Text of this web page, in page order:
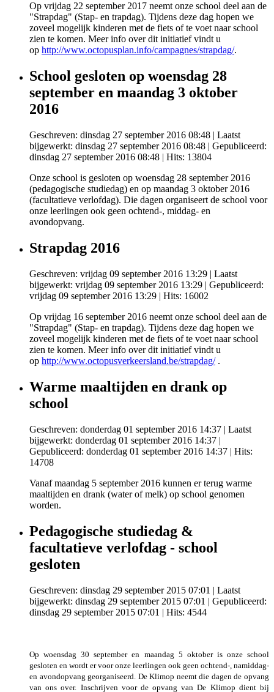
Op vrijdag 22 september 2017 neemt onze school deel aan de
"Strapdag" (Stap- en trapdag). Tijdens deze dag hopen we
zoveel mogelijk kinderen met de fiets of te voet naar school
zien te komen. Meer info over dit initiatief vindt u
op http://www.octopusplan.info/campagnes/strapdag/.
School gesloten op woensdag 28
september en maandag 3 oktober
2016
Geschreven: dinsdag 27 september 2016 08:48 | Laatst
bijgewerkt: dinsdag 27 september 2016 08:48 | Gepubliceerd:
dinsdag 27 september 2016 08:48 | Hits: 13804
Onze school is gesloten op woensdag 28 september 2016
(pedagogische studiedag) en op maandag 3 oktober 2016
(facultatieve verlofdag). Die dagen organiseert de school voor
onze leerlingen ook geen ochtend-, middag- en
avondopvang.
Strapdag 2016
Geschreven: vrijdag 09 september 2016 13:29 | Laatst
bijgewerkt: vrijdag 09 september 2016 13:29 | Gepubliceerd:
vrijdag 09 september 2016 13:29 | Hits: 16002
Op vrijdag 16 september 2016 neemt onze school deel aan de
"Strapdag" (Stap- en trapdag). Tijdens deze dag hopen we
zoveel mogelijk kinderen met de fiets of te voet naar school
zien te komen. Meer info over dit initiatief vindt u
op http://www.octopusverkeersland.be/strapdag/.
Warme maaltijden en drank op
school
Geschreven: donderdag 01 september 2016 14:37 | Laatst
bijgewerkt: donderdag 01 september 2016 14:37 |
Gepubliceerd: donderdag 01 september 2016 14:37 | Hits:
14708
Vanaf maandag 5 september 2016 kunnen er terug warme
maaltijden en drank (water of melk) op school genomen
worden.
Pedagogische studiedag &
facultatieve verlofdag - school
gesloten
Geschreven: dinsdag 29 september 2015 07:01 | Laatst
bijgewerkt: dinsdag 29 september 2015 07:01 | Gepubliceerd:
dinsdag 29 september 2015 07:01 | Hits: 4544
Op woensdag 30 september en maandag 5 oktober is onze school
gesloten en wordt er voor onze leerlingen ook geen ochtend-, namiddag-
en avondopvang georganiseerd. De Klimop neemt die dagen de opvang
van ons over. Inschrijven voor de opvang van De Klimop dient bij